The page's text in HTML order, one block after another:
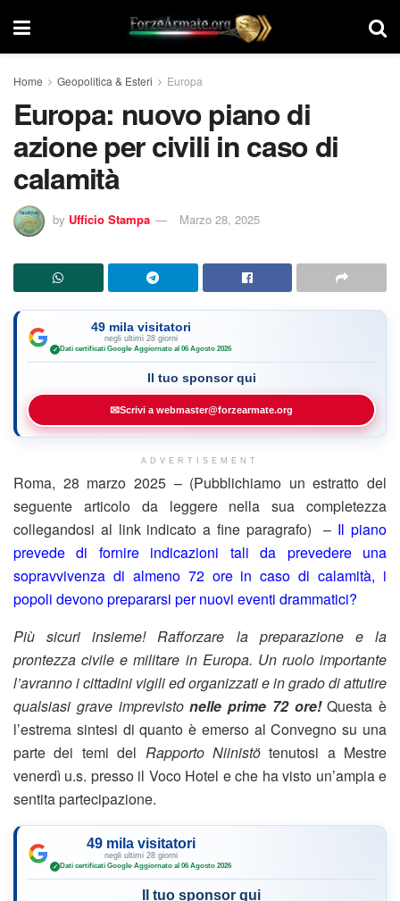
Home Geopolitica & Esteri Europa
Europa: nuovo piano di
azione per civili in caso di
calamità
by Ufficio Stampa Marzo 28, 2025
49 mila visitatori
negli ultimi 28 giorni
✓ Dati certificati Google·Aggiornato al 06 Agosto 2026
Il tuo sponsor qui
✉Scrivi a webmaster@forzearmate.org
ADVERTISEMENT
Roma, 28 marzo 2025 – (Pubblichiamo un estratto del
seguente articolo da leggere nella sua completezza
collegandosi al link indicato a fine paragrafo) – Il piano
prevede di fornire indicazioni tali da prevedere una
sopravvivenza di almeno 72 ore in caso di calamità, i
popoli devono prepararsi per nuovi eventi drammatici?
Più sicuri insieme! Rafforzare la preparazione e la
prontezza civile e militare in Europa. Un ruolo importante
l’avranno i cittadini vigili ed organizzati e in grado di attutire
qualsiasi grave imprevistonelle prime 72 ore!Questa è
l’estrema sintesi di quanto è emerso al Convegno su una
parte dei temi del Rapporto Niinistötenutosi a Mestre
venerdì u.s. presso il Voco Hotel e che ha visto un’ampia e
sentita partecipazione.
49 mila visitatori
negli ultimi 28 giorni
✓ Dati certificati Google·Aggiornato al 06 Agosto 2026
Il tuo sponsor qui